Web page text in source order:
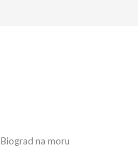
Biograd na moru